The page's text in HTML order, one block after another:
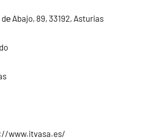
Abajo, 89, 33192, Asturias
www.itvasa.es/